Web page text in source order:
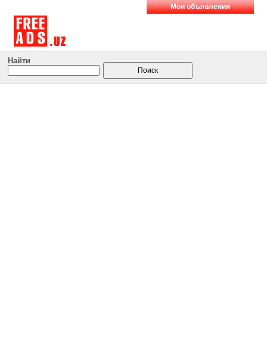
Мои объявления
Найти